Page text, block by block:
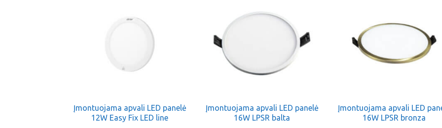
Įmontuojama apvali LED panelė
12W Easy Fix LED line
Įmontuojama apvali LED panelė
16W LPSR balta
Įmontuojama apvali LED
16W LPSR bronza